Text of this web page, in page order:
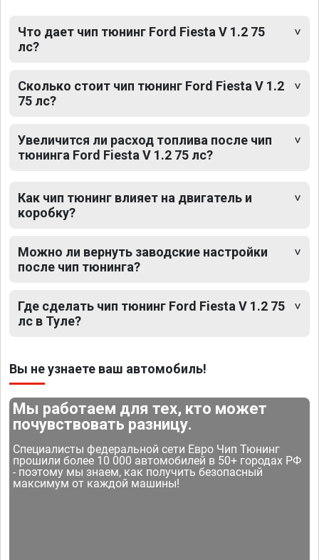
Что дает чип тюнинг Ford Fiesta V 1.2 75
лс?
Сколько стоит чип тюнинг Ford Fiesta V 1.2
75 лс?
Увеличится ли расход топлива после чип
тюнинга Ford Fiesta V 1.2 75 лс?
Как чип тюнинг влияет на двигатель и
коробку?
Можно ли вернуть заводские настройки
после чип тюнинга?
Где сделать чип тюнинг Ford Fiesta V 1.2 75
лс в Туле?
Вы не узнаете ваш автомобиль!
Мы работаем для тех, кто может
почувствовать разницу.
Специалисты федеральной сети Евро Чип Тюнинг
прошили более 10 000 автомобилей в 50+ городах РФ
- поэтому мы знаем, как получить безопасный
максимум от каждой машины!